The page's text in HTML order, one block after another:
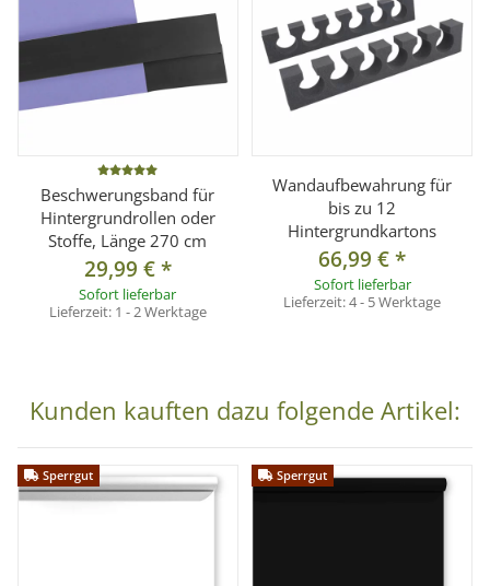
Hochwertiger Karton (145 g/m²)
Breite:
Länge:11 m
Gewicht:ca. 6,35 kg
Farbbeständigkeit:
Studioeinsatz optimiert und bietet eine hohe
Farbstabilität.
Lieferumfang
1x Hintergrundkarton Forsythia Yellow (2,72 x 11 m)
Beschwerungsband für
Hintergrundrollen oder
Stoffe, Länge 270 cm
29,99 €*
Sofort lieferbar
Lieferzeit: 1 - 2 Werktage
Wandaufbewahrung für
bis zu 12
Hintergrundkartons
66,99 €*
Sofort lieferbar
Lieferzeit:4 - 5 Werktage
Kunden kauften dazu folgende Artikel:
Sperrgut Sperrgut